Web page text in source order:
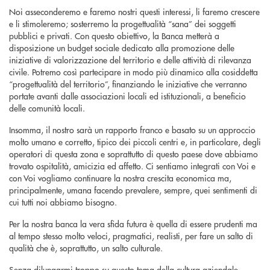
Noi asseconderemo e faremo nostri questi interessi, li faremo crescere
e li stimoleremo; sosterremo la progettualità “sana” dei soggetti
pubblici e privati. Con questo obiettivo, la Banca metterà a
disposizione un budget sociale dedicato alla promozione delle
iniziative di valorizzazione del territorio e delle attività di rilevanza
civile. Potremo così partecipare in modo più dinamico alla cosiddetta
“progettualità del territorio”, finanziando le iniziative che verranno
portate avanti dalle associazioni locali ed istituzionali, a beneficio
delle comunità locali.
Insomma, il nostro sarà un rapporto franco e basato su un approccio
molto umano e corretto, tipico dei piccoli centri e, in particolare, degli
operatori di questa zona e soprattutto di questo paese dove abbiamo
trovato ospitalità, amicizia ed affetto. Ci sentiamo integrati con Voi e
con Voi vogliamo continuare la nostra crescita economica ma,
principalmente, umana facendo prevalere, sempre, quei sentimenti di
cui tutti noi abbiamo bisogno.
Per la nostra banca la vera sfida futura è quella di essere prudenti ma
al tempo stesso molto veloci, pragmatici, realisti, per fare un salto di
qualità che è, soprattutto, un salto culturale.